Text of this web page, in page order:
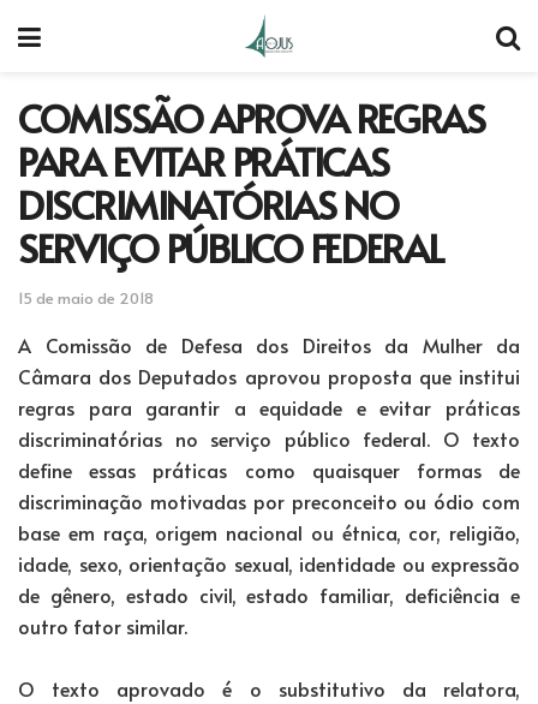
COMISSÃO APROVA REGRAS
PARA EVITAR PRÁTICAS
DISCRIMINATÓRIAS NO
SERVIÇO PÚBLICO FEDERAL
15 de maio de 2018
A Comissão de Defesa dos Direitos da Mulher da
Câmara dos Deputados aprovou proposta que institui
regras para garantir a equidade e evitar práticas
discriminatórias no serviço público federal. O texto
define essas práticas como quaisquer formas de
discriminação motivadas por preconceito ou ódio com
base em raça, origem nacional ou étnica, cor, religião,
idade, sexo, orientação sexual, identidade ou expressão
de gênero, estado civil, estado familiar, deficiência e
outro fator similar.
O texto aprovado é o substitutivo da relatora,